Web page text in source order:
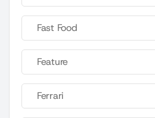
Fast Food
Feature
Ferrari